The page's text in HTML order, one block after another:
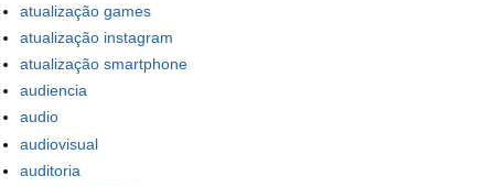
atualização games
atualização instagram
atualização smartphone
audiencia
audio
audiovisual
auditoria